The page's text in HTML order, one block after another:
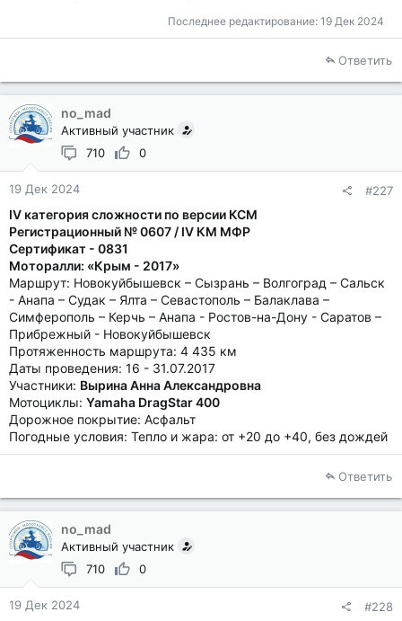
Последнее редактирование: 19 Дек 2024
Ответить
no_mad
Активный участник
710
0
19 Дек 2024 #227
IV категория сложности по версии КСМ
Регистрационный № 0607 / IV КМ МФР
Сертификат - 0831
Моторалли: «Крым - 2017»
Маршрут: Новокуйбышевск – Сызрань – Волгоград – Сальск
- Анапа – Судак – Ялта – Севастополь – Балаклава –
Симферополь – Керчь – Анапа - Ростов-на-Дону - Саратов –
Прибрежный - Новокуйбышевск
Протяженность маршрута: 4 435 км
Даты проведения: 16 - 31.07.2017
Участники: Вырина Анна Александровна
Мотоциклы: Yamaha DragStar 400
Дорожное покрытие: Асфальт
Погодные условия: Тепло и жара: от +20 до +40, без дождей
Ответить
no_mad
Активный участник
710
0
19 Дек 2024 #228